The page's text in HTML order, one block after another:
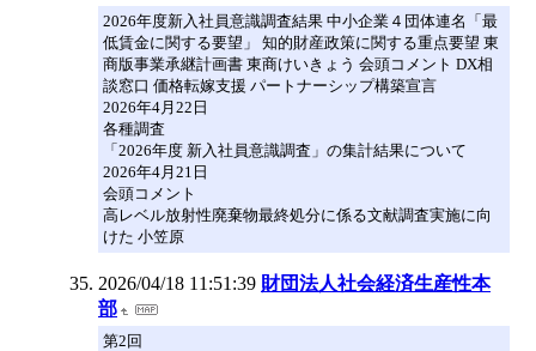
2026年度新入社員意識調査結果 中小企業４団体連名「最
低賃金に関する要望」 知的財産政策に関する重点要望 東
商版事業承継計画書 東商けいきょう 会頭コメント DX相
談窓口 価格転嫁支援 パートナーシップ構築宣言
2026年4月22日
各種調査
「2026年度 新入社員意識調査」の集計結果について
2026年4月21日
会頭コメント
高レベル放射性廃棄物最終処分に係る文献調査実施に向
けた 小笠原
2026/04/18 11:51:39 財団法人社会経済生産性本
部
第2回